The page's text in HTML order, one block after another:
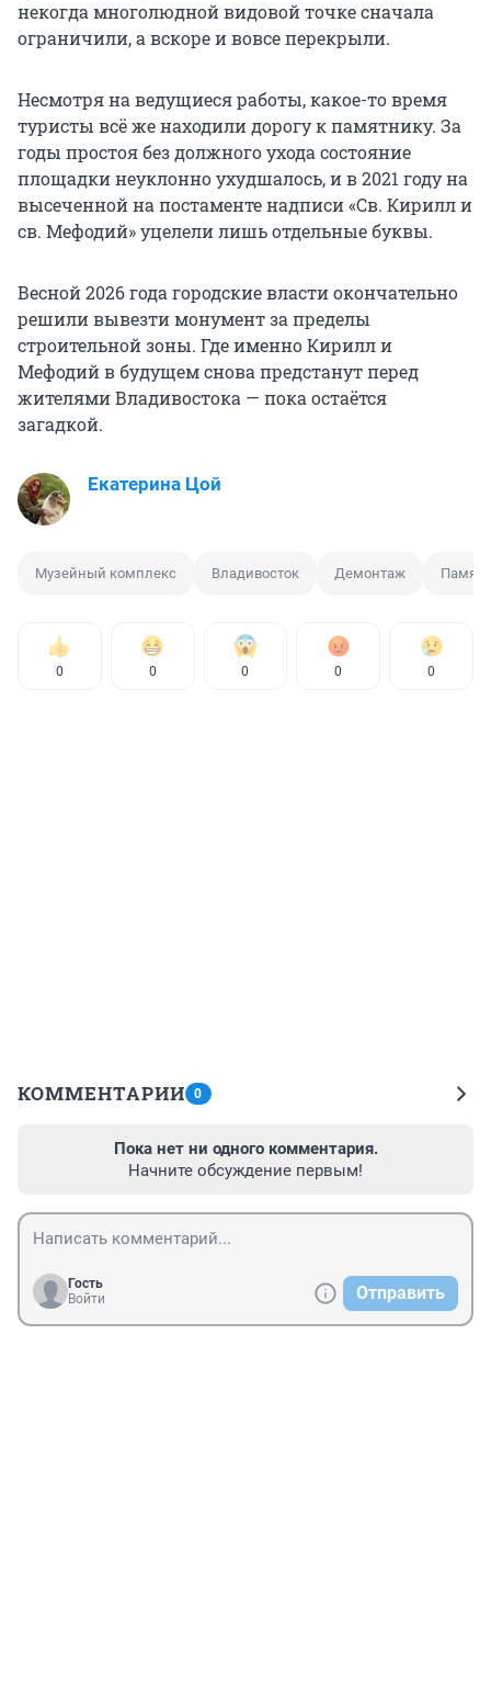
некогда многолюдной видовой точке сначала
ограничили, а вскоре и вовсе перекрыли.
Несмотря на ведущиеся работы, какое-то время
туристы всё же находили дорогу к памятнику. За
годы простоя без должного ухода состояние
площадки неуклонно ухудшалось, и в 2021 году на
высеченной на постаменте надписи «Св. Кирилл и
св. Мефодий» уцелели лишь отдельные буквы.
Весной 2026 года городские власти окончательно
решили вывезти монумент за пределы
строительной зоны. Где именно Кирилл и
Мефодий в будущем снова предстанут перед
жителями Владивостока — пока остаётся
загадкой.
Екатерина Цой
Музейный комплекс Владивосток Демонтаж
0 0 0 0 0
КОММЕНТАРИИ 0
Пока нет ни одного комментария.
Начните обсуждение первым!
Гость
Войти
Отправить